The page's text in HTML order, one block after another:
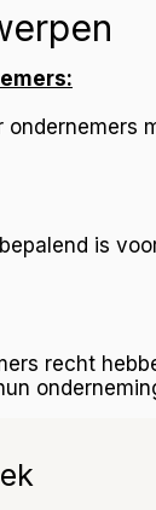
ondernemers
is
recht